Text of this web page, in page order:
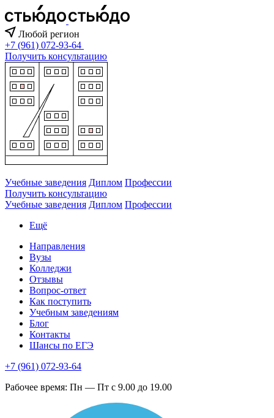
Любой регион
+7 (961) 072-93-64
Получить консультацию
Учебные заведения Диплом Профессии
Получить консультацию
Учебные заведения Диплом Профессии
Ещё
Направления
Вузы
Колледжи
Отзывы
Вопрос-ответ
Как поступить
Учебным заведениям
Блог
Контакты
Шансы по ЕГЭ
+7 (961) 072-93-64
Рабочее время: Пн — Пт с 9.00 до 19.00